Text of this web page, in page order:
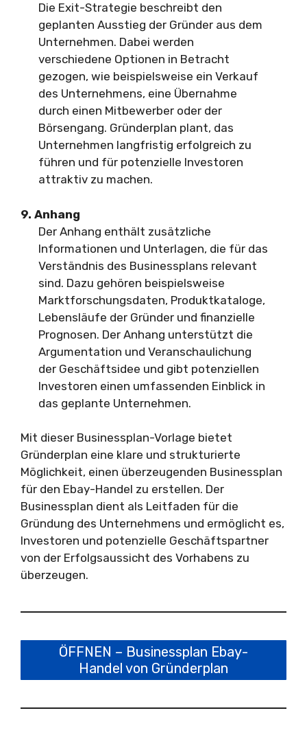
Die Exit-Strategie beschreibt den
geplanten Ausstieg der Gründer aus dem
Unternehmen. Dabei werden
verschiedene Optionen in Betracht
gezogen, wie beispielsweise ein Verkauf
des Unternehmens, eine Übernahme
durch einen Mitbewerber oder der
Börsengang. Gründerplan plant, das
Unternehmen langfristig erfolgreich zu
führen und für potenzielle Investoren
attraktiv zu machen.
9. Anhang
Der Anhang enthält zusätzliche
Informationen und Unterlagen, die für das
Verständnis des Businessplans relevant
sind. Dazu gehören beispielsweise
Marktforschungsdaten, Produktkataloge,
Lebensläufe der Gründer und finanzielle
Prognosen. Der Anhang unterstützt die
Argumentation und Veranschaulichung
der Geschäftsidee und gibt potenziellen
Investoren einen umfassenden Einblick in
das geplante Unternehmen.
Mit dieser Businessplan-Vorlage bietet
Gründerplan eine klare und strukturierte
Möglichkeit, einen überzeugenden Businessplan
für den Ebay-Handel zu erstellen. Der
Businessplan dient als Leitfaden für die
Gründung des Unternehmens und ermöglicht es,
Investoren und potenzielle Geschäftspartner
von der Erfolgsaussicht des Vorhabens zu
überzeugen.
ÖFFNEN – Businessplan Ebay-
Handel von Gründerplan